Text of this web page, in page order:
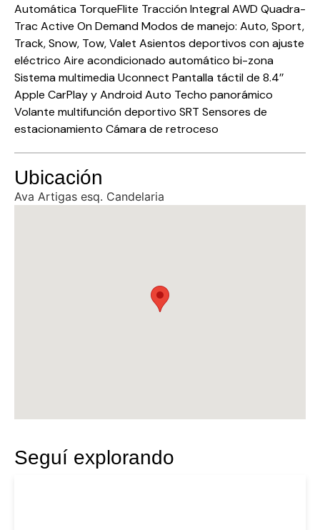
Automática TorqueFlite Tracción Integral AWD Quadra-
Trac Active On Demand Modos de manejo: Auto, Sport,
Track, Snow, Tow, Valet Asientos deportivos con ajuste
eléctrico Aire acondicionado automático bi-zona
Sistema multimedia Uconnect Pantalla táctil de 8.4’’
Apple CarPlay y Android Auto Techo panorámico
Volante multifunción deportivo SRT Sensores de
estacionamiento Cámara de retroceso
Ubicación
Ava Artigas esq. Candelaria
Seguí explorando